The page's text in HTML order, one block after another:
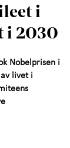
i
i 2030
Nobelprisen i
livet i